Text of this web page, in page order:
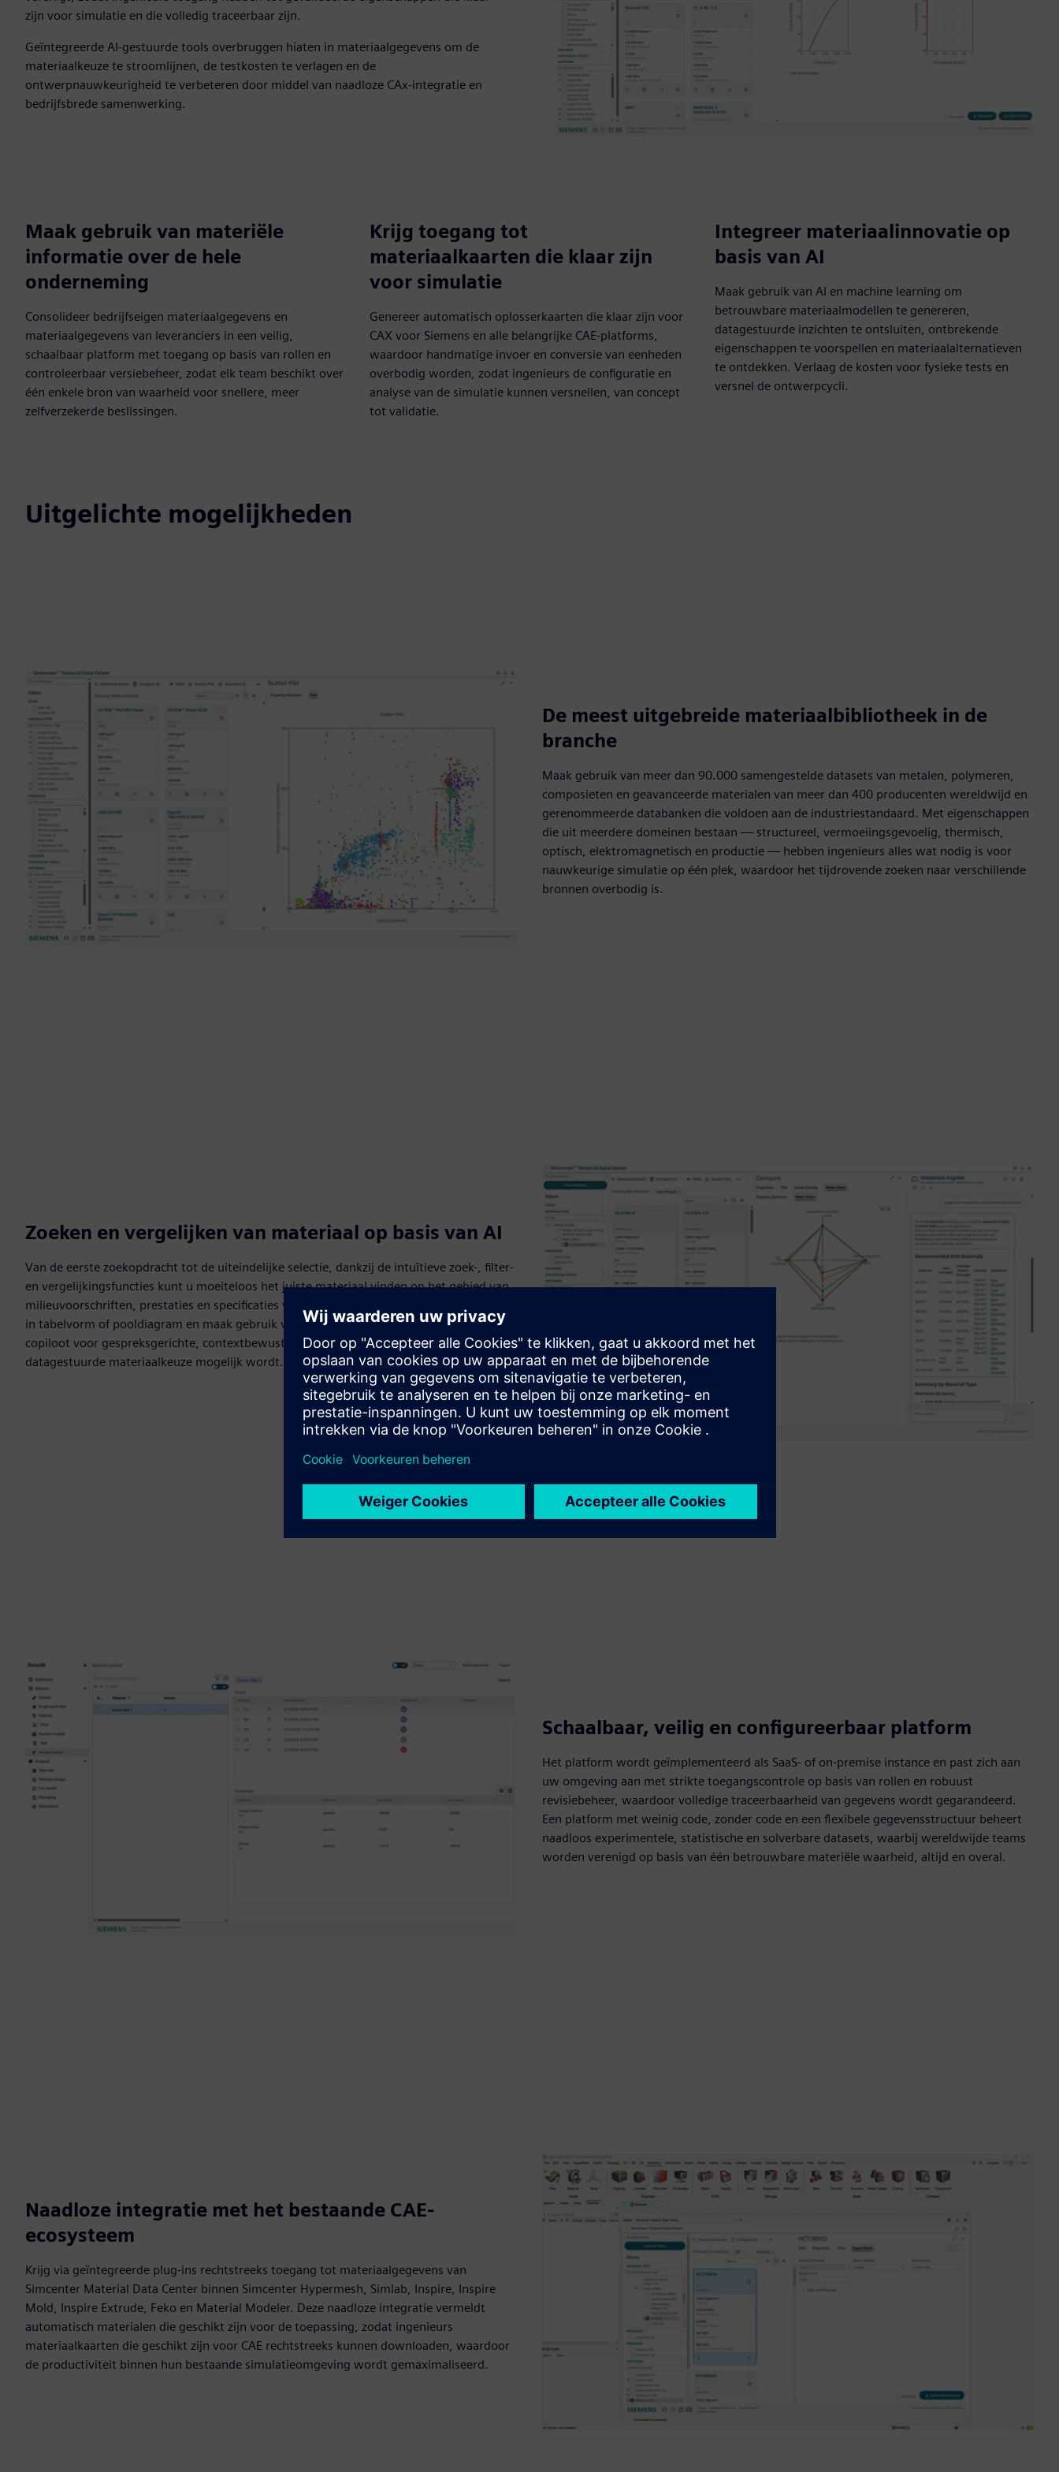
zijn voor simulatie en die volledig traceerbaar zijn.
Geïntegreerde AI-gestuurde tools overbruggen hiaten in materiaalgegevens om de
materiaalkeuze te stroomlijnen, de testkosten te verlagen en de
ontwerpnauwkeurigheid te verbeteren door middel van naadloze CAx-integratie en
bedrijfsbrede samenwerking.
Maak gebruik van materiële
informatie over de hele
onderneming
Consolideer bedrijfseigen materiaalgegevens en
materiaalgegevens van leveranciers in een veilig,
schaalbaar platform met toegang op basis van rollen en
controleerbaar versiebeheer, zodat elk team beschikt over
één enkele bron van waarheid voor snellere, meer
zelfverzekerde beslissingen.
Krijg toegang tot
materiaalkaarten die klaar zijn
voor simulatie
Genereer automatisch oplosserkaarten die klaar zijn voor
CAX voor Siemens en alle belangrijke CAE-platforms,
waardoor handmatige invoer en conversie van eenheden
overbodig worden, zodat ingenieurs de configuratie en
analyse van de simulatie kunnen versnellen, van concept
tot validatie.
Integreer materiaalinnovatie op
basis van AI
Maak gebruik van AI en machine learning om
betrouwbare materiaalmodellen te genereren,
datagestuurde inzichten te ontsluiten, ontbrekende
eigenschappen te voorspellen en materiaalalternatieven
te ontdekken. Verlaag de kosten voor fysieke tests en
versnel de ontwerpcycli.
Uitgelichte mogelijkheden
De meest uitgebreide materiaalbibliotheek in de
branche
Maak gebruik van meer dan 90.000 samengestelde datasets van metalen, polymeren,
composieten en geavanceerde materialen van meer dan 400 producenten wereldwijd en
gerenommeerde databanken die voldoen aan de industriestandaard. Met eigenschappen
die uit meerdere domeinen bestaan — structureel, vermoeiingsgevoelig, thermisch,
optisch, elektromagnetisch en productie — hebben ingenieurs alles wat nodig is voor
nauwkeurige simulatie op één plek, waardoor het tijdrovende zoeken naar verschillende
bronnen overbodig is.
Zoeken en vergelijken van materiaal op basis van AI
Van de eerste zoekopdracht tot de uiteindelijke selectie, dankzij de intuïtieve zoek-, filter-
en vergelijkingsfuncties kunt u moeiteloos het juiste materiaal vinden op het gebied van
milieuvoorschriften, prestaties en specificaties van leveranciers. Visualiseer afwegingen
in tabelvorm of pooldiagram en maak gebruik van de kracht van onze generatieve AI-
copiloot voor gespreksgerichte, contextbewuste begeleiding, waardoor slimmere,
datagestuurde materiaalkeuze mogelijk wordt.
Schaalbaar, veilig en configureerbaar platform
Het platform wordt geïmplementeerd als SaaS- of on-premise instance en past zich aan
uw omgeving aan met strikte toegangscontrole op basis van rollen en robuust
revisiebeheer, waardoor volledige traceerbaarheid van gegevens wordt gegarandeerd.
Een platform met weinig code, zonder code en een flexibele gegevensstructuur beheert
naadloos experimentele, statistische en solverbare datasets, waarbij wereldwijde teams
worden verenigd op basis van één betrouwbare materiële waarheid, altijd en overal.
Naadloze integratie met het bestaande CAE-
ecosysteem
Krijg via geïntegreerde plug-ins rechtstreeks toegang tot materiaalgegevens van
Simcenter Material Data Center binnen Simcenter Hypermesh, Simlab, Inspire, Inspire
Mold, Inspire Extrude, Feko en Material Modeler. Deze naadloze integratie vermeldt
automatisch materialen die geschikt zijn voor de toepassing, zodat ingenieurs
materiaalkaarten die geschikt zijn voor CAE rechtstreeks kunnen downloaden, waardoor
de productiviteit binnen hun bestaande simulatieomgeving wordt gemaximaliseerd.